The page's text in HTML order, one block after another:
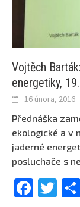
Vojtěch
energetiky,
16 února, 2016
Přednáška
ekologické a v
jaderné
posluchače s